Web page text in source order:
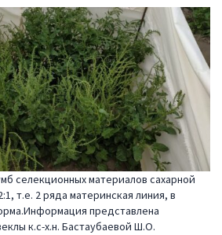
селекционных материалов сахарной
т.е. 2 ряда материнская линия, в
представлена
к.с-х.н. Бастаубаевой Ш.О.